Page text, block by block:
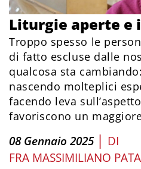
Liturgie aperte e
Troppo spesso le
di fatto escluse dalle
qualcosa sta
nascendo molteplici
facendo leva
favoriscono un
08 Gennaio 2025 | DI
FRA MASSIMILIANO